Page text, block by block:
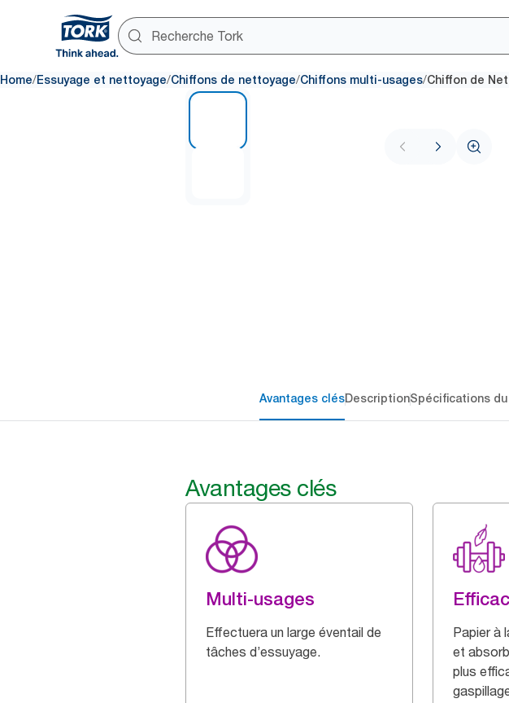
Home/Essuyage et nettoyage/Chiffons de nettoyage/Chiffons multi-usages/Chiffon de
Avantages clésDescriptionSpécifications
Avantages clés
Multi-usages
Effectuera un large éventail de
tâches d’essuyage.
Papier à
et
plus